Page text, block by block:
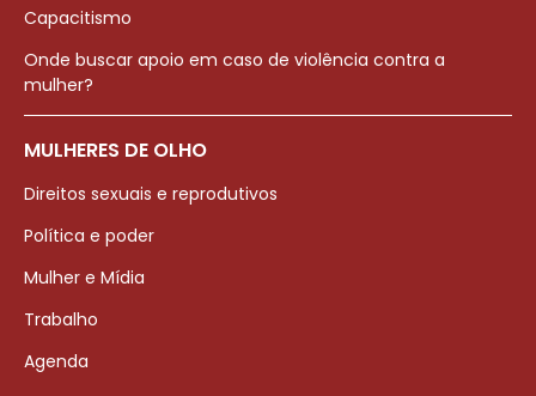
Capacitismo
Onde buscar apoio em caso de violência contra a
mulher?
MULHERES DE OLHO
Direitos sexuais e reprodutivos
Política e poder
Mulher e Mídia
Trabalho
Agenda